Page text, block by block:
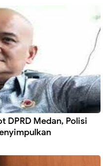
DPRD Medan, Polisi